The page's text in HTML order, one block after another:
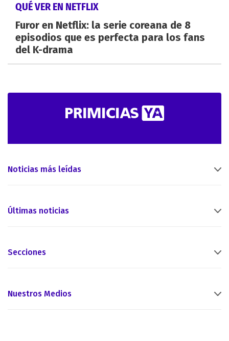
QUÉ VER EN NETFLIX
Furor en Netflix: la serie coreana de 8
episodios que es perfecta para los fans
del K-drama
Noticias más leídas
Últimas noticias
Secciones
Nuestros Medios